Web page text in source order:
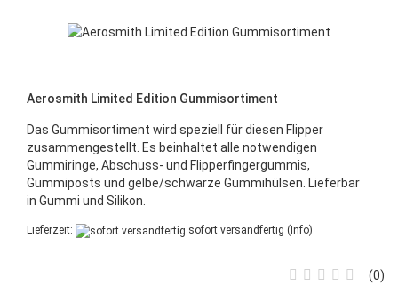
Aerosmith Limited Edition Gummisortiment
Das Gummisortiment wird speziell für diesen Flipper
zusammengestellt. Es beinhaltet alle notwendigen
Gummiringe, Abschuss- und Flipperfingergummis,
Gummiposts und gelbe/schwarze Gummihülsen. Lieferbar
in Gummi und Silikon.
Lieferzeit: sofort versandfertig (Info)
0